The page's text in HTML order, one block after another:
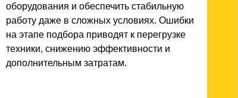
оборудования и обеспечить стабильную
работу даже в сложных условиях. Ошибки
на этапе подбора приводят к перегрузке
техники, снижению эффективности и
дополнительным затратам.